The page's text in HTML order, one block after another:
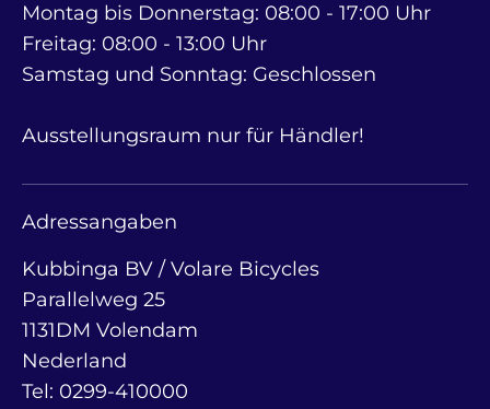
Montag bis Donnerstag: 08:00 - 17:00 Uhr
Freitag: 08:00 - 13:00 Uhr
Samstag und Sonntag: Geschlossen
Ausstellungsraum nur für Händler!
Adressangaben
Kubbinga BV / Volare Bicycles
Parallelweg 25
1131DM Volendam
Nederland
Tel: 0299-410000